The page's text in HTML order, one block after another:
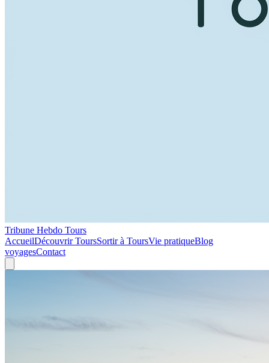
Tribune Hebdo Tours
AccueilDécouvrir ToursSortir à ToursVie pratiqueBlog
voyagesContact